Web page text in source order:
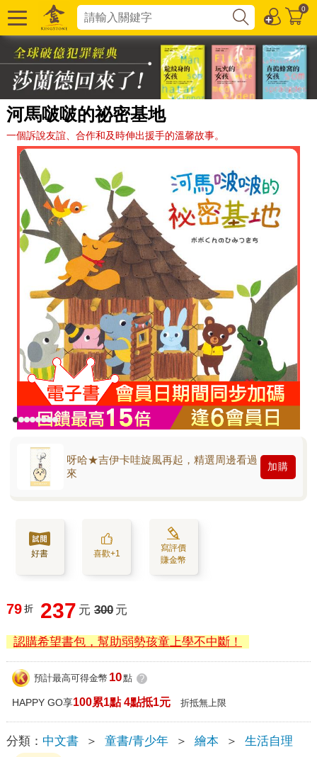
0
河馬啵啵的祕密基地
一個訴說友誼、合作和及時伸出援手的溫馨故事。
呀哈★吉伊卡哇旋風再起，精選周邊看過
來
加購
好書 喜歡+1
寫評價
賺金幣
79 折 237 元 300 元
認購希望書包，幫助弱勢孩童上學不中斷！
預計最高可得金幣 10點 ?
HAPPY GO享100累1點 4點抵1元 折抵無上限
分類： 中文書 ＞ 童書/青少年 ＞ 繪本 ＞ 生活自理